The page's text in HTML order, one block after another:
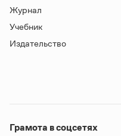
Журнал
Учебник
Издательство
Грамота в соцсетях